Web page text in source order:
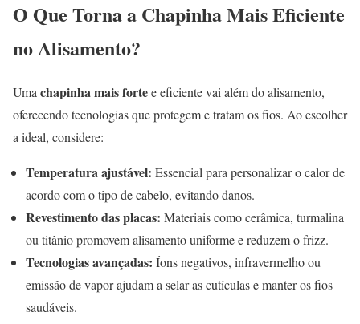
O Que Torna a Chapinha Mais Eficiente
no Alisamento?
Uma chapinha mais fortee eficiente vai além do alisamento,
oferecendo tecnologias que protegem e tratam os fios. Ao escolher
a ideal, considere:
Temperatura ajustável: Essencial para personalizar o calor de
acordo com o tipo de cabelo, evitando danos.
Revestimento das placas: Materiais como cerâmica, turmalina
ou titânio promovem alisamento uniforme e reduzem o frizz.
Tecnologias avançadas: Íons negativos, infravermelho ou
emissão de vapor ajudam a selar as cutículas e manter os fios
saudáveis.